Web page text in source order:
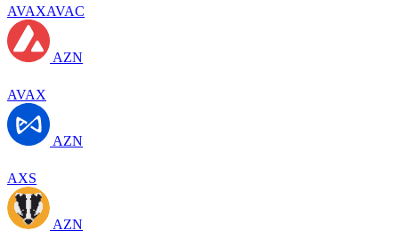
AVAXAVAC
AZN
AVAX
AZN
AXS
AZN